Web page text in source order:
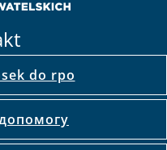
do rpo